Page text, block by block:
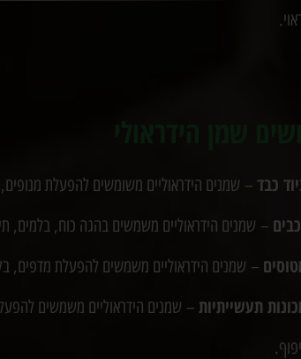
שמן הידראולי
כבד– שמנים הידראוליים משומשים להפעלת מנופים,
– שמנים הידראוליים משמשים בהגה כוח, בלמים,
– שמנים הידראוליים משמשים להפעלת מדפים,
תעשייתיות– שמנים הידראוליים משמשים